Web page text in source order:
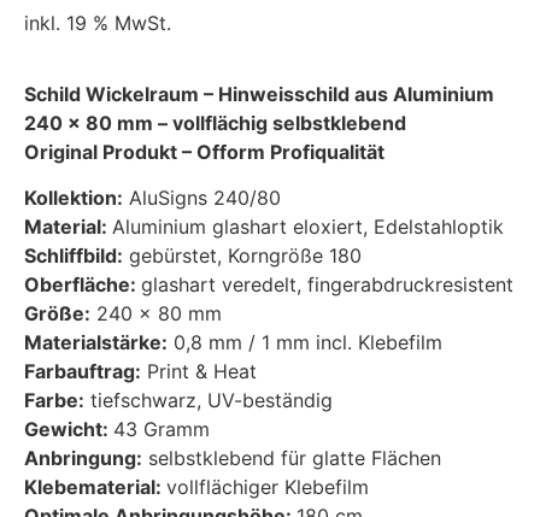
inkl. 19 % MwSt.
Schild Wickelraum – Hinweisschild aus Aluminium
240 x 80 mm – vollflächig selbstklebend
Original Produkt – Ofform Profiqualität
Kollektion: AluSigns 240/80
Material: Aluminium glashart eloxiert, Edelstahloptik
Schliffbild: gebürstet, Korngröße 180
Oberfläche: glashart veredelt, fingerabdruckresistent
Größe: 240 x 80 mm
Materialstärke: 0,8 mm / 1 mm incl. Klebefilm
Farbauftrag: Print & Heat
Farbe: tiefschwarz, UV-beständig
Gewicht: 43 Gramm
Anbringung: selbstklebend für glatte Flächen
Klebematerial: vollflächiger Klebefilm